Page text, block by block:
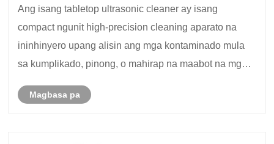
katumpakan?
Ang isang tabletop ultrasonic cleaner ay isang
compact ngunit high-precision cleaning aparato na
ininhinyero upang alisin ang mga kontaminado mula
sa kumplikado, pinong, o mahirap na maabot na mga
Nagpapatakbo ito sa pamamagitan ng pagbuo ng mga
Magbasa pa